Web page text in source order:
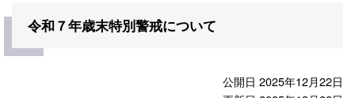
令和７年歳末特別警戒について
公開日 2025年12月22日